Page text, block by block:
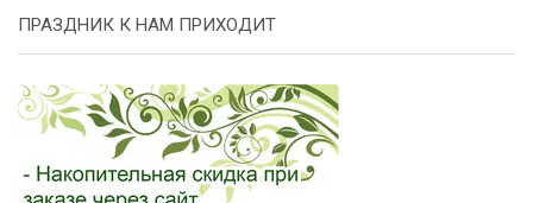
ПРАЗДНИК К НАМ ПРИХОДИТ